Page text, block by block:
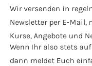
Wir versenden in
Newsletter per E-
Kurse, Angebote und
Wenn Ihr also stets
dann meldet Euch